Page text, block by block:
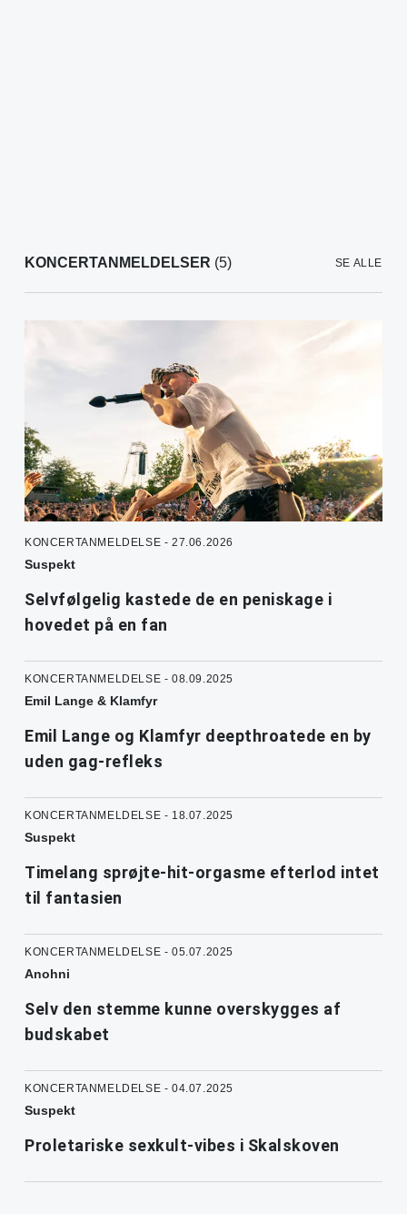
KONCERTANMELDELSER (5) SE ALLE
KONCERTANMELDELSE - 27.06.2026
Suspekt
Selvfølgelig kastede de en peniskage i
hovedet på en fan
KONCERTANMELDELSE - 08.09.2025
Emil Lange & Klamfyr
Emil Lange og Klamfyr deepthroatede en by
uden gag-refleks
KONCERTANMELDELSE - 18.07.2025
Suspekt
Timelang sprøjte-hit-orgasme efterlod intet
til fantasien
KONCERTANMELDELSE - 05.07.2025
Anohni
Selv den stemme kunne overskygges af
budskabet
KONCERTANMELDELSE - 04.07.2025
Suspekt
Proletariske sexkult-vibes i Skalskoven